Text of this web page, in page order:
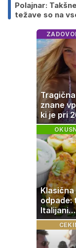
Polajnar:
težave so na
znane
ki je pri
izgubila
boleznijo
odpade:
Italijani
slastne
bučke